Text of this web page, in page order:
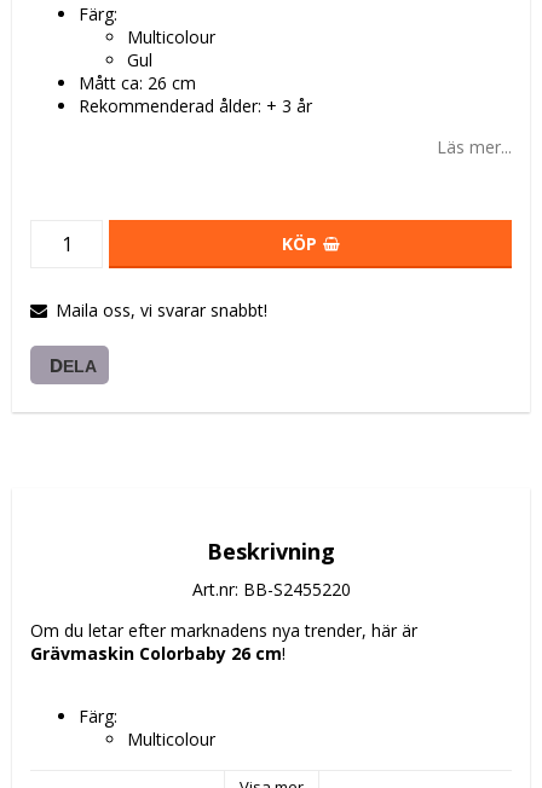
Färg:
Multicolour
Gul
Mått ca: 26 cm
Rekommenderad ålder: + 3 år
Läs mer...
KÖP
Maila oss, vi svarar snabbt!
DELA
Beskrivning
Art.nr: BB-S2455220
Om du letar efter marknadens nya trender, här är
Grävmaskin Colorbaby 26 cm!
Färg:
Multicolour